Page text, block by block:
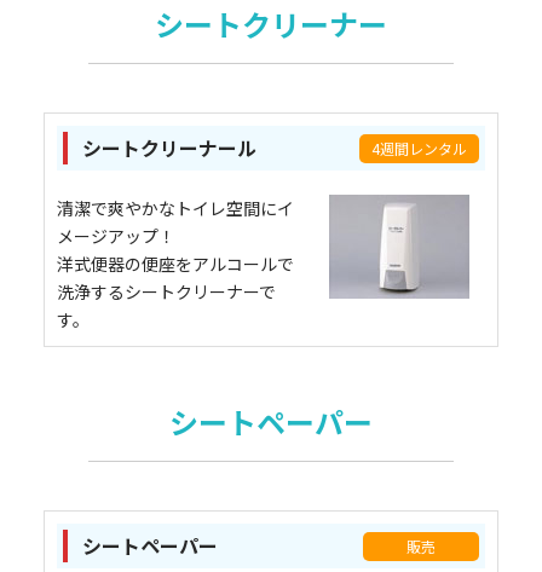
シートクリーナー
シートクリーナール 4週間レンタル
清潔で爽やかなトイレ空間にイ
メージアップ！
洋式便器の便座をアルコールで
洗浄するシートクリーナーで
す。
シートペーパー
シートペーパー 販売